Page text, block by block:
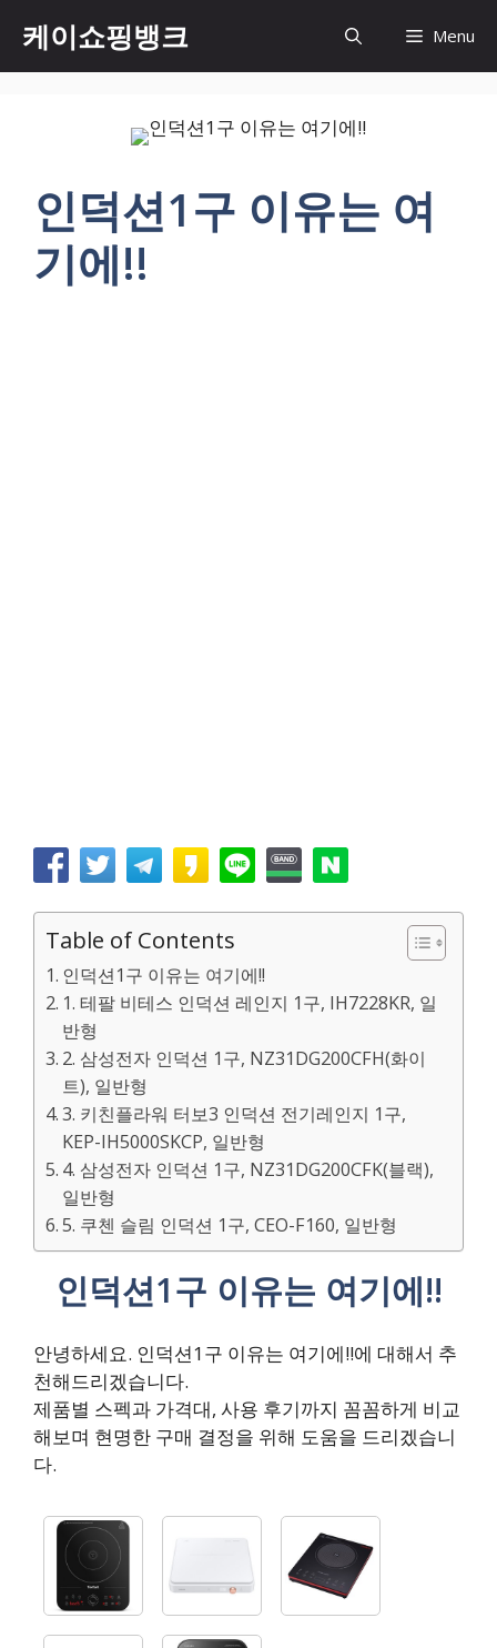
content
케이쇼핑뱅크 Menu
인덕션1구 이유는 여
기에!!
Table of Contents
인덕션1구 이유는 여기에!!
1. 테팔 비테스 인덕션 레인지 1구, IH7228KR, 일
반형
2. 삼성전자 인덕션 1구, NZ31DG200CFH(화이
트), 일반형
3. 키친플라워 터보3 인덕션 전기레인지 1구,
KEP-IH5000SKCP, 일반형
4. 삼성전자 인덕션 1구, NZ31DG200CFK(블랙),
일반형
5. 쿠첸 슬림 인덕션 1구, CEO-F160, 일반형
인덕션1구 이유는 여기에!!
안녕하세요. 인덕션1구 이유는 여기에!!에 대해서 추
천해드리겠습니다.
제품별 스펙과 가격대, 사용 후기까지 꼼꼼하게 비교
해보며 현명한 구매 결정을 위해 도움을 드리겠습니
다.